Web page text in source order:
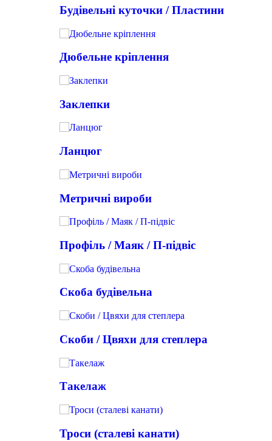
Будівельні куточки / Пластини
Дюбельне кріплення
Заклепки
Ланцюг
Метричні вироби
Профіль / Маяк / П-підвіс
Скоба будівельна
Скоби / Цвяхи для степлера
Такелаж
Троси (сталеві канати)